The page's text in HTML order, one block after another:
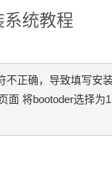
统教程
正确，导致填写安装
面 将bootoder选择